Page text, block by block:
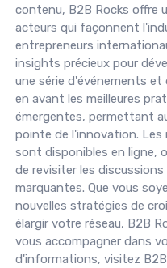
contenu, B2B Rocks offre
acteurs qui façonnent
entrepreneurs
insights précieux pour
une série d'événements
en avant les meilleures
émergentes, permettant
pointe de l'innovation. Les
sont disponibles en ligne,
de revisiter les
marquantes. Que vous
nouvelles stratégies de
élargir votre réseau, B2B
vous accompagner dans
d'informations, visitez